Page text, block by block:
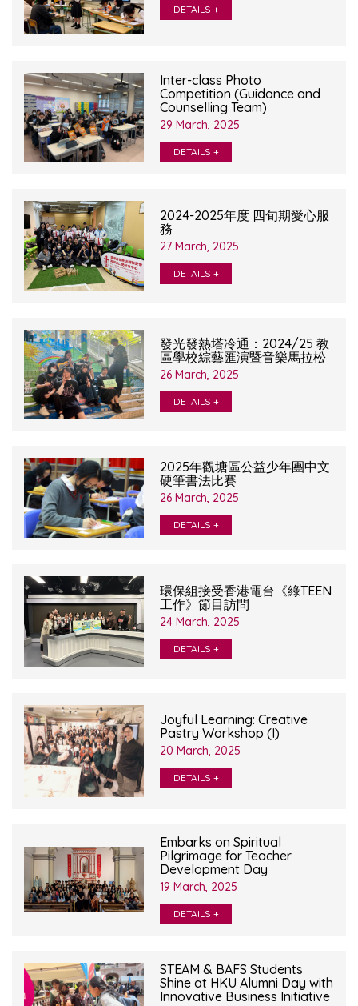
DETAILS +
Inter-class Photo
Competition (Guidance and
Counselling Team)
29 March, 2025
DETAILS +
2024-2025年度 四旬期愛心服
務
27 March, 2025
DETAILS +
發光發熱塔冷通：2024/25 教
區學校綜藝匯演暨音樂馬拉松
26 March, 2025
DETAILS +
2025年觀塘區公益少年團中文
硬筆書法比賽
26 March, 2025
DETAILS +
環保組接受香港電台《綠TEEN
工作》節目訪問
24 March, 2025
DETAILS +
Joyful Learning: Creative
Pastry Workshop (I)
20 March, 2025
DETAILS +
Embarks on Spiritual
Pilgrimage for Teacher
Development Day
19 March, 2025
DETAILS +
STEAM & BAFS Students
Shine at HKU Alumni Day with
Innovative Business Initiative